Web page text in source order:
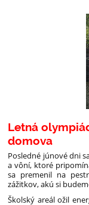
Letná
domova
Posledné júnové dni
a vôní, ktoré
sa premenil na
zážitkov, akú si
Školský areál ožil